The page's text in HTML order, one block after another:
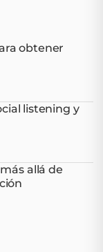
obtener
listening y
allá de